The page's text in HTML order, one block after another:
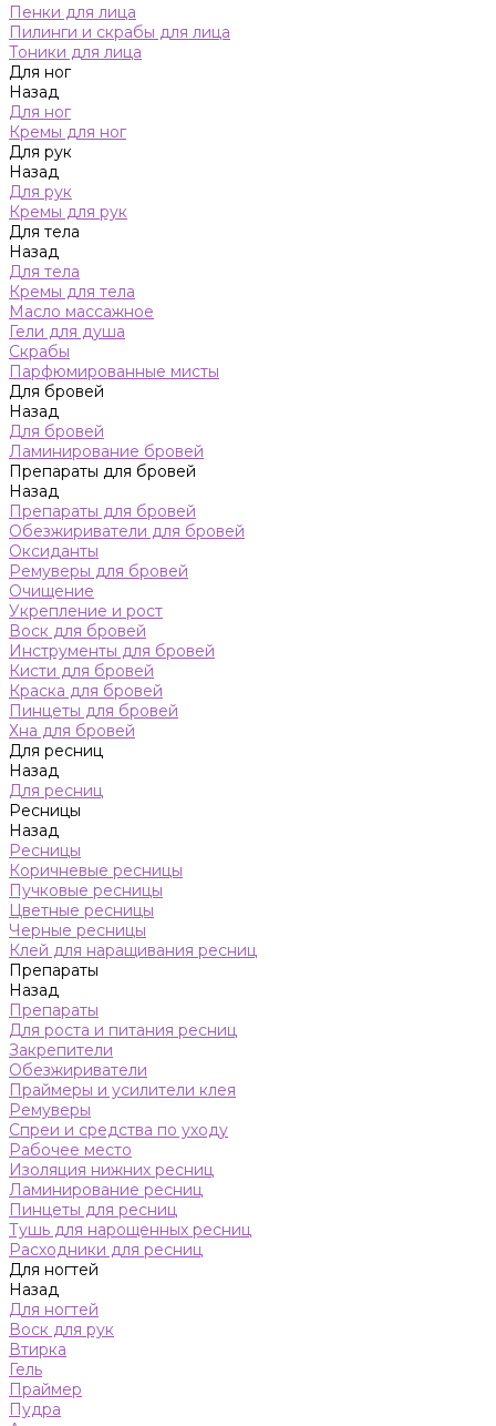
Пенки для лица
Пилинги и скрабы для лица
Тоники для лица
Для ног
Назад
Для ног
Кремы для ног
Для рук
Назад
Для рук
Кремы для рук
Для тела
Назад
Для тела
Кремы для тела
Масло массажное
Гели для душа
Скрабы
Парфюмированные мисты
Для бровей
Назад
Для бровей
Ламинирование бровей
Препараты для бровей
Назад
Препараты для бровей
Обезжириватели для бровей
Оксиданты
Ремуверы для бровей
Очищение
Укрепление и рост
Воск для бровей
Инструменты для бровей
Кисти для бровей
Краска для бровей
Пинцеты для бровей
Хна для бровей
Для ресниц
Назад
Для ресниц
Ресницы
Назад
Ресницы
Коричневые ресницы
Пучковые ресницы
Цветные ресницы
Черные ресницы
Клей для наращивания ресниц
Препараты
Назад
Препараты
Для роста и питания ресниц
Закрепители
Обезжириватели
Праймеры и усилители клея
Ремуверы
Спреи и средства по уходу
Рабочее место
Изоляция нижних ресниц
Ламинирование ресниц
Пинцеты для ресниц
Тушь для нарощенных ресниц
Расходники для ресниц
Для ногтей
Назад
Для ногтей
Воск для рук
Втирка
Гель
Праймер
Пудра